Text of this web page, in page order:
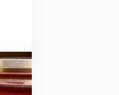
「極楽」を試してみた